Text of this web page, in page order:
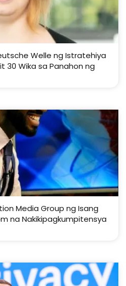
Welle ng Istratehiya
30 Wika sa Panahon ng
Media Group ng Isang
na Nakikipagkumpitensya